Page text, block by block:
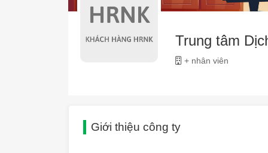
Trung tâm
+ nhân viên
Giới thiệu công ty